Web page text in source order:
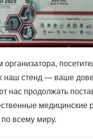
организатора,
наш стенд — ваше
нас продолжать
медицинские
всему миру.